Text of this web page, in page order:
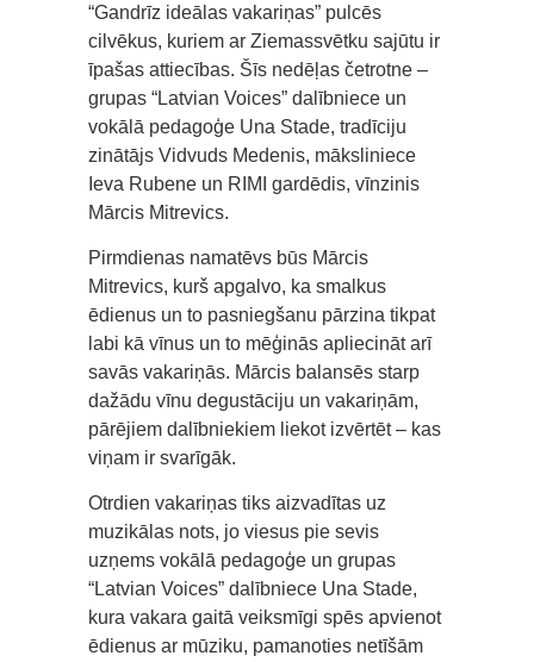
“Gandrīz ideālas vakariņas” pulcēs
cilvēkus, kuriem ar Ziemassvētku sajūtu ir
īpašas attiecības. Šīs nedēļas četrotne –
grupas “Latvian Voices” dalībniece un
vokālā pedagoģe Una Stade, tradīciju
zinātājs Vidvuds Medenis, māksliniece
Ieva Rubene un RIMI gardēdis, vīnzinis
Mārcis Mitrevics.
Pirmdienas namatēvs būs Mārcis
Mitrevics, kurš apgalvo, ka smalkus
ēdienus un to pasniegšanu pārzina tikpat
labi kā vīnus un to mēģinās apliecināt arī
savās vakariņās. Mārcis balansēs starp
dažādu vīnu degustāciju un vakariņām,
pārējiem dalībniekiem liekot izvērtēt – kas
viņam ir svarīgāk.
Otrdien vakariņas tiks aizvadītas uz
muzikālas nots, jo viesus pie sevis
uzņems vokālā pedagoģe un grupas
“Latvian Voices” dalībniece Una Stade,
kura vakara gaitā veiksmīgi spēs apvienot
ēdienus ar mūziku, pamanoties netīšām